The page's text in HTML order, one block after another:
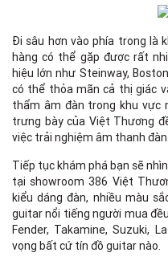
Đi sâu hơn vào phía trong là
hàng có thể gặp được rất
hiệu lớn như Steinway,
có thể thỏa mãn cả thị giác
thẩm âm đàn trong khu vực
trưng bày của Việt Thương
việc trải nghiệm âm thanh đàn.
Tiếp tục khám phá bạn sẽ
tại showroom 386 Việt
kiểu dáng đàn, nhiều màu
guitar nổi tiếng người mua
Fender, Takamine, Suzuki,
vọng bất cứ tín đồ guitar nào.